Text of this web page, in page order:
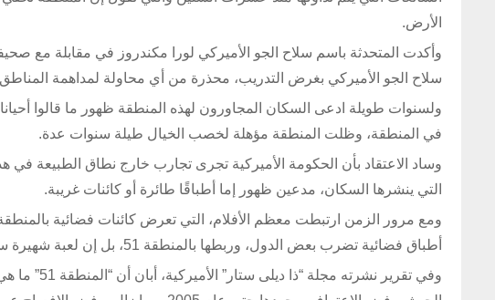
الأرض.
وأكدت المتحدثة باسم سلاح الجو الأميركي لورا مكندروز في مقابلة مع
سلاح الجو الأميركي بغرض التدريب، محذرة من أي محاولة لمداهمة
ولسنوات طويلة ادعى السكان المجاورون لهذه المنطقة ظهور ما قالوا أحيانا
في المنطقة، وظلت المنطقة مؤهلة لخصب الخيال طيلة سنوات عدة.
وساد الاعتقاد بأن الحكومة الأميركية تجرى تجارب خارج نطاق الطبيعة في
التي ينشرها السكان، مدعين ظهور إما أطباقًا طائرة أو كائنات غريبة.
أطباق فضائية تضرب بعض الدول، وربطها بالمنطقة 51، بل إن لعبة شهيرة سميت بـ”المنطقة 51″.